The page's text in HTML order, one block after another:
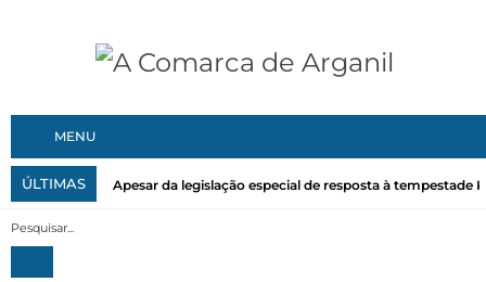
MENU
ÚLTIMAS Apesar da legislação especial de resposta à tempestade